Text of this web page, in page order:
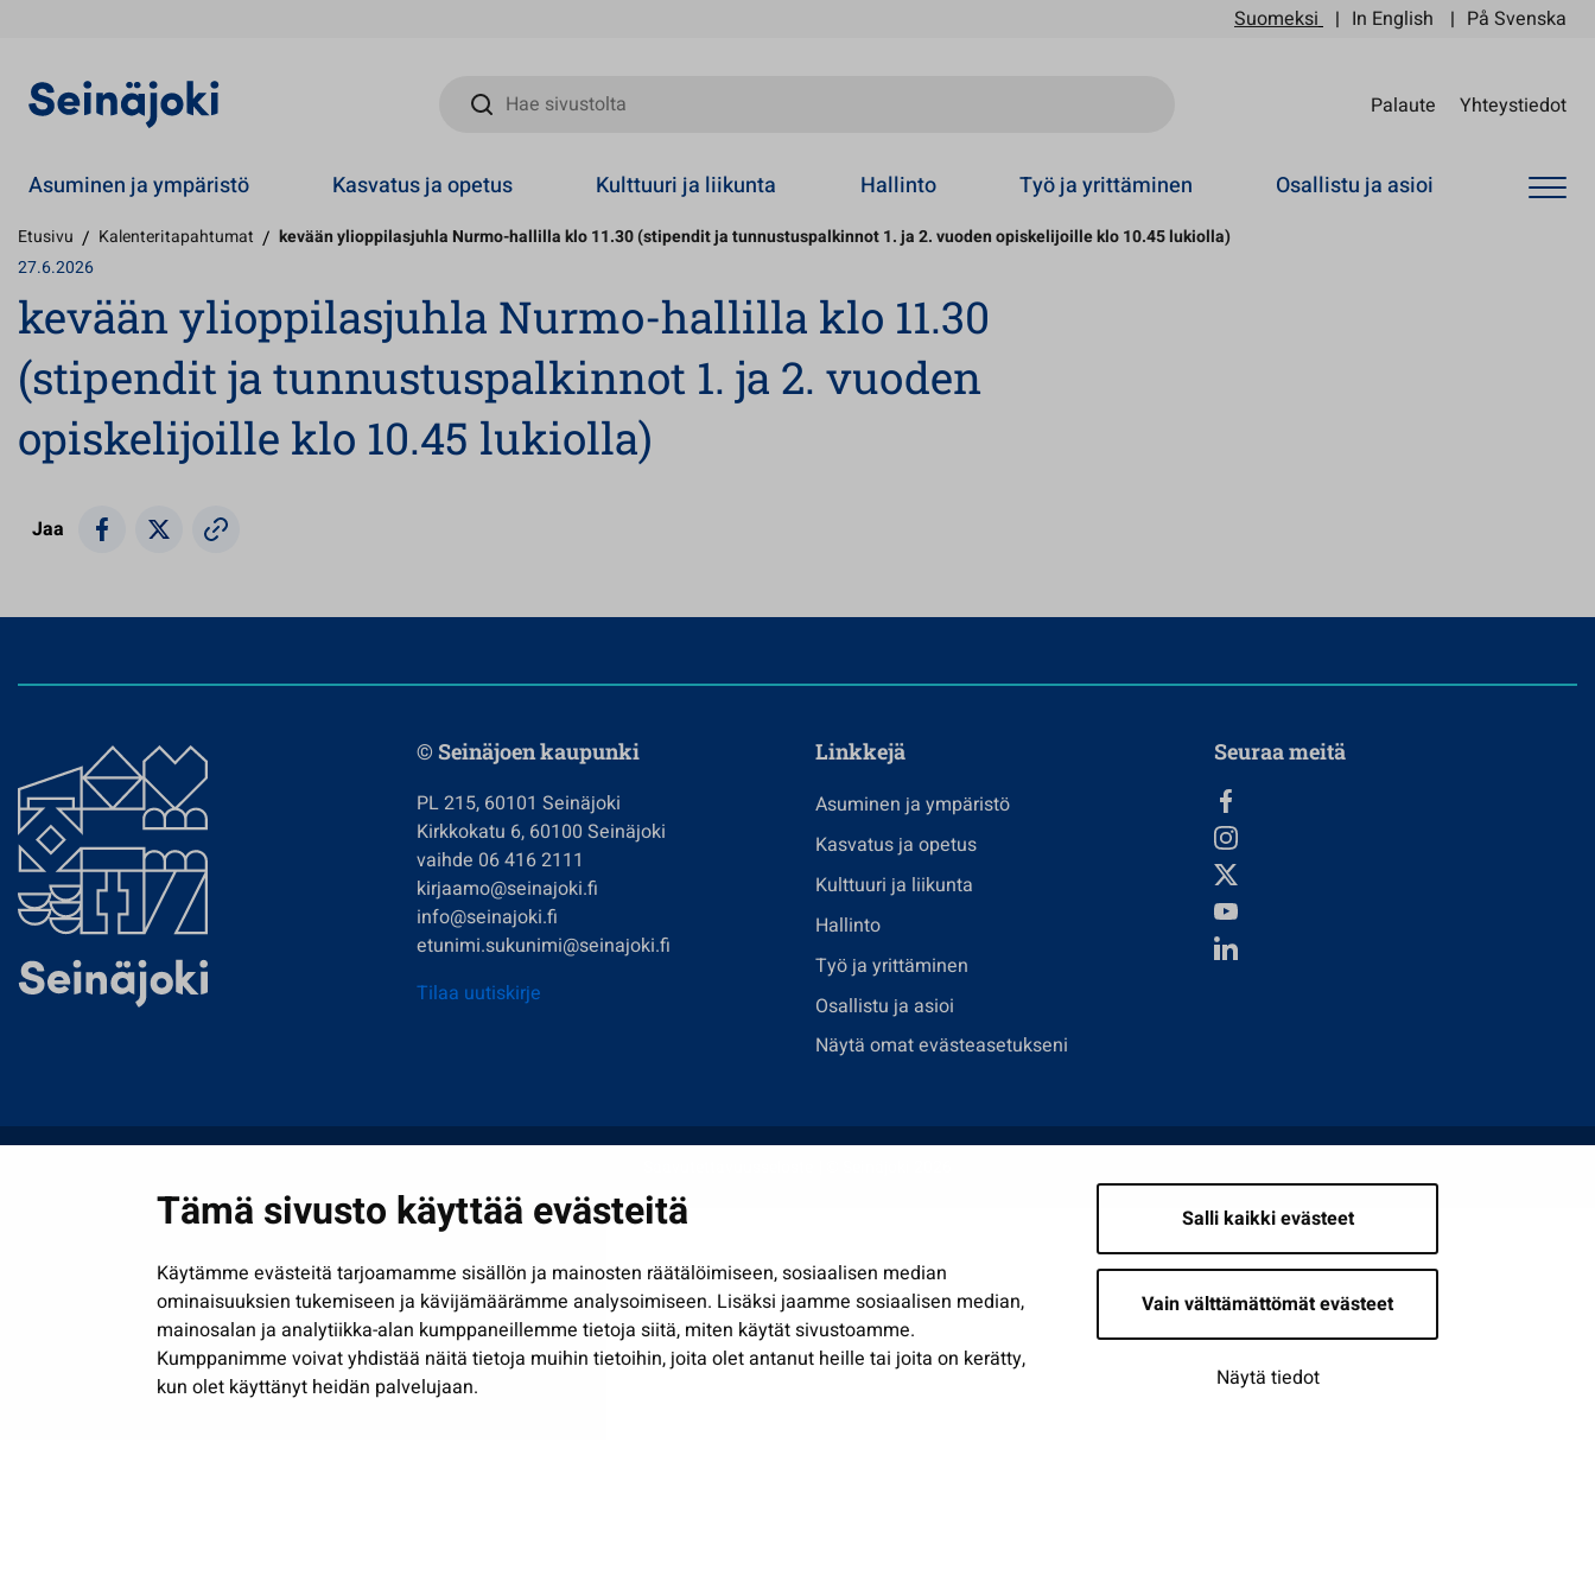
Tämä sivusto käyttää evästeitä
Käytämme evästeitä tarjoamamme sisällön ja mainosten räätälöimiseen, sosiaalisen median
ominaisuuksien tukemiseen ja kävijämäärämme analysoimiseen. Lisäksi jaamme sosiaalisen median,
mainosalan ja analytiikka-alan kumppaneillemme tietoja siitä, miten käytät sivustoamme.
Kumppanimme voivat yhdistää näitä tietoja muihin tietoihin, joita olet antanut heille tai joita on kerätty,
kun olet käyttänyt heidän palvelujaan.
Salli kaikki evästeet
Vain välttämättömät evästeet
Näytä tiedot
Suomeksi In English På Svenska
Hae sivustolta
Palaute Yhteystiedot
Asuminen ja ympäristö Kasvatus ja opetus Kulttuuri ja liikunta Hallinto Työ ja yrittäminen Osallistu ja asioi
Etusivu / Kalenteritapahtumat / kevään ylioppilasjuhla Nurmo-hallilla klo 11.30 (stipendit ja tunnustuspalkinnot 1. ja 2. vuoden opiskelijoille klo 10.45 lukiolla)
27.6.2026
kevään ylioppilasjuhla Nurmo-hallilla klo 11.30
(stipendit ja tunnustuspalkinnot 1. ja 2. vuoden
opiskelijoille klo 10.45 lukiolla)
Jaa
© Seinäjoen kaupunki
PL 215, 60101 Seinäjoki
Kirkkokatu 6, 60100 Seinäjoki
vaihde 06 416 2111
kirjaamo@seinajoki.fi
info@seinajoki.fi
etunimi.sukunimi@seinajoki.fi
Tilaa uutiskirje
Linkkejä
Asuminen ja ympäristö
Kasvatus ja opetus
Kulttuuri ja liikunta
Hallinto
Työ ja yrittäminen
Osallistu ja asioi
Näytä omat evästeasetukseni
Seuraa meitä